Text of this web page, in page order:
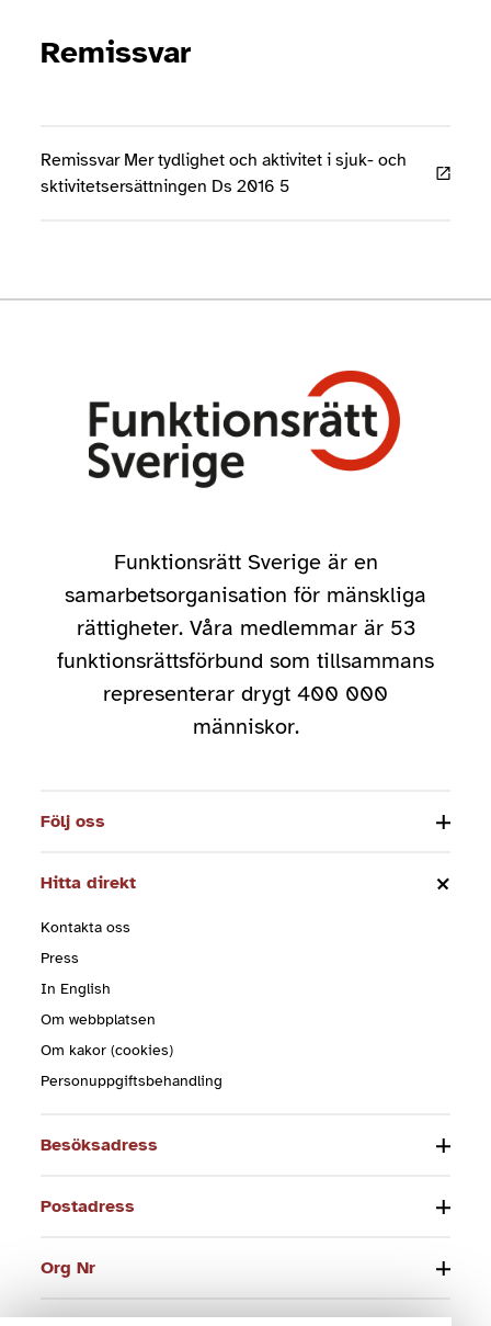
Remissvar
Remissvar Mer tydlighet och aktivitet i sjuk- och
sktivitetsersättningen Ds 2016 5
Funktionsrätt Sverige är en
samarbetsorganisation för mänskliga
rättigheter. Våra medlemmar är 53
funktionsrättsförbund som tillsammans
representerar drygt 400 000
människor.
Följ oss
Hitta direkt
Kontakta oss
Press
In English
Om webbplatsen
Om kakor (cookies)
Personuppgiftsbehandling
Besöksadress
Postadress
Org Nr